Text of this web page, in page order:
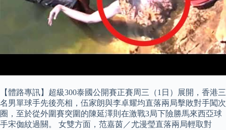
【體路專訊】超級300泰國公開賽正賽周三（1日）展開，香港三
名男單球手先後亮相，伍家朗與李卓耀均直落兩局擊敗對手闖次
圈，至於從外圍賽突圍的陳延澤則在激戰3局下險勝馬來西亞球
手宋侞紋過關。 女雙方面，范嘉茵／尤漫瑩直落兩局輕取對